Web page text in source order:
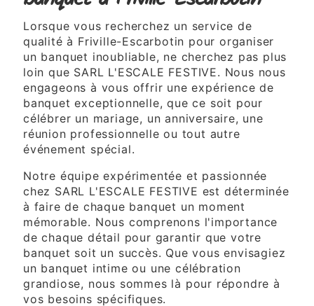
Lorsque vous recherchez un service de
qualité à Friville-Escarbotin pour organiser
un banquet inoubliable, ne cherchez pas plus
loin que SARL L'ESCALE FESTIVE. Nous nous
engageons à vous offrir une expérience de
banquet exceptionnelle, que ce soit pour
célébrer un mariage, un anniversaire, une
réunion professionnelle ou tout autre
événement spécial.
Notre équipe expérimentée et passionnée
chez SARL L'ESCALE FESTIVE est déterminée
à faire de chaque banquet un moment
mémorable. Nous comprenons l'importance
de chaque détail pour garantir que votre
banquet soit un succès. Que vous envisagiez
un banquet intime ou une célébration
grandiose, nous sommes là pour répondre à
vos besoins spécifiques.